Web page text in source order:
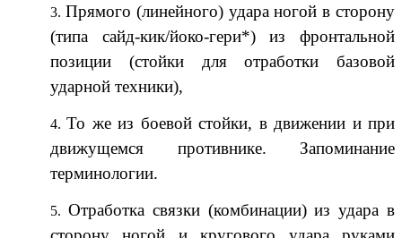
Прямого (линейного) удара ногой в сторону
(типа сайд-кик/йоко-гери*) из фронтальной
позиции (стойки для отработки базовой
ударной техники),
То же из боевой стойки, в движении и при
движущемся противнике. Запоминание
терминологии.
Отработка связки (комбинации) из удара в